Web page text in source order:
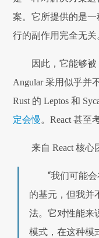
案。它所提供的是
行的副作用完全无关
因此，它能够被
Angular 采用似乎并
Rust 的 Leptos 和
定会慢 。React 甚至
来自 React 核心
“我们可能
的基元，但我并
法。它对性能来
模式，在这种模